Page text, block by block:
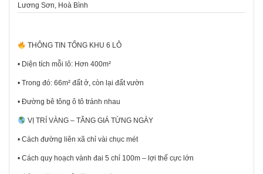
Lương Sơn, Hoà Bình
THÔNG TIN TỔNG KHU 6 LÔ
• Diện tích mỗi lô: Hơn 400m²
• Trong đó: 66m² đất ở, còn lại đất vườn
• Đường bê tông ô tô tránh nhau
VỊ TRÍ VÀNG – TĂNG GIÁ TỪNG NGÀY
• Cách đường liên xã chỉ vài chục mét
• Cách quy hoạch vành đai 5 chỉ 100m – lợi thế cực lớn